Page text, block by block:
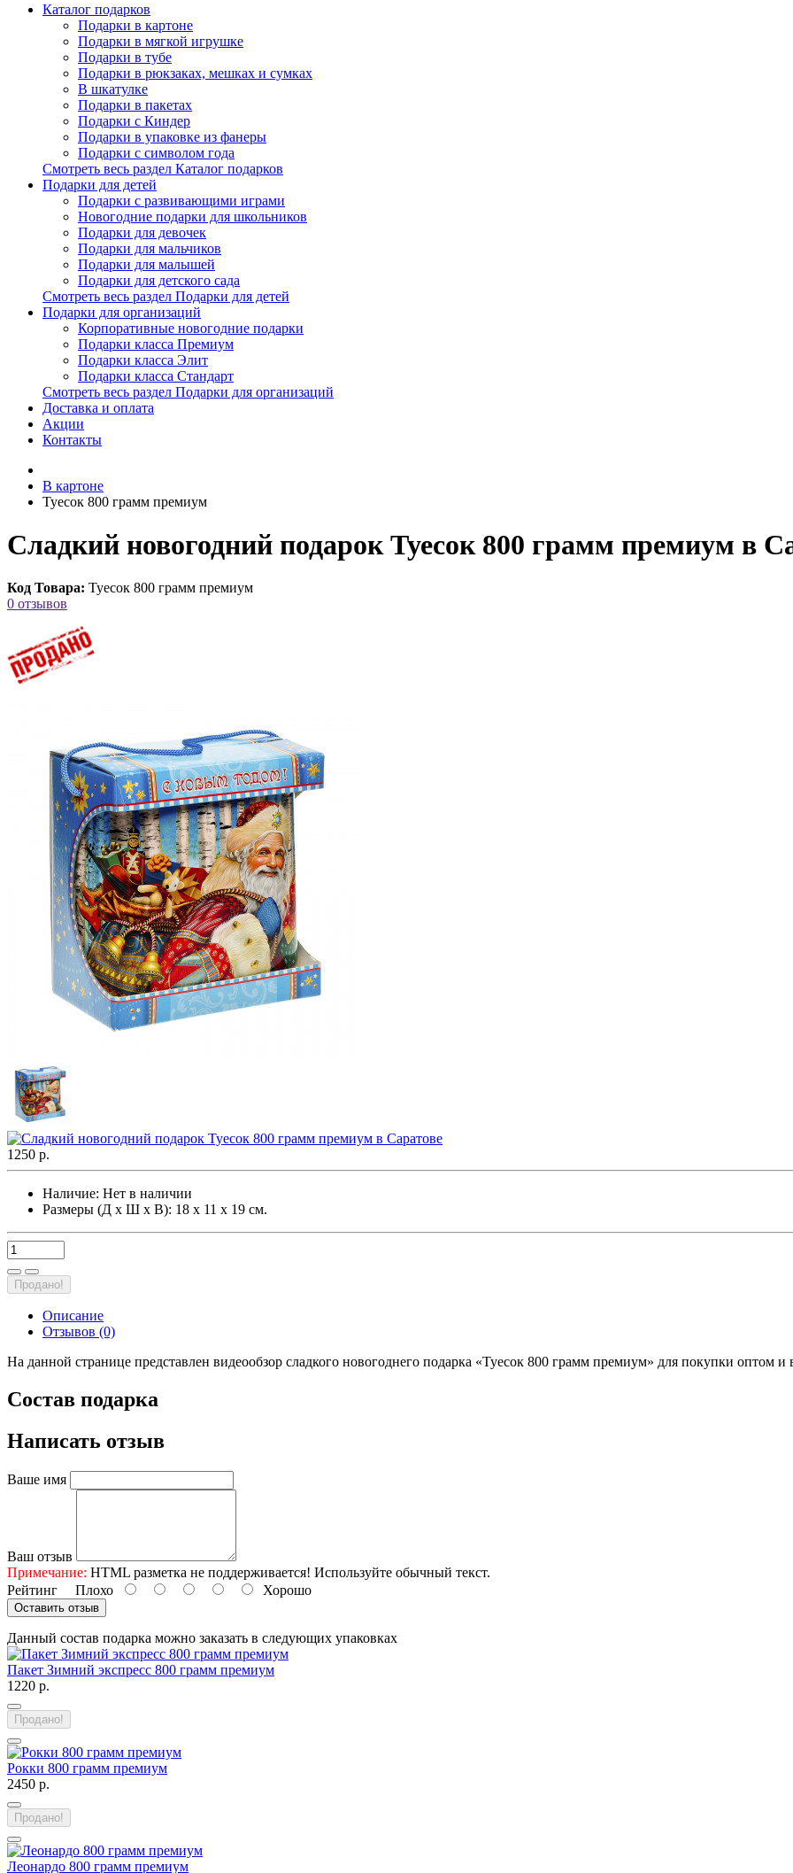
Каталог подарков
Подарки в картоне
Подарки в мягкой игрушке
Подарки в тубе
Подарки в рюкзаках, мешках и сумках
В шкатулке
Подарки в пакетах
Подарки с Киндер
Подарки в упаковке из фанеры
Подарки с символом года
Смотреть весь раздел Каталог подарков
Подарки для детей
Подарки с развивающими играми
Новогодние подарки для школьников
Подарки для девочек
Подарки для мальчиков
Подарки для малышей
Подарки для детского сада
Смотреть весь раздел Подарки для детей
Подарки для организаций
Корпоративные новогодние подарки
Подарки класса Премиум
Подарки класса Элит
Подарки класса Стандарт
Смотреть весь раздел Подарки для организаций
Доставка и оплата
Акции
Контакты
В картоне
Туесок 800 грамм премиум
Сладкий новогодний подарок Туесок 800 грамм премиум в
Код Товара: Туесок 800 грамм премиум
0 отзывов
1250 р.
Наличие: Нет в наличии
Размеры (Д х Ш х В): 18 х 11 х 19 см.
Продано!
Описание
Отзывов (0)
На данной странице представлен видеообзор сладкого новогоднего подарка «Туесок 800 грамм премиум» для покупки оптом и
Состав подарка
Написать отзыв
Ваше имя
Ваш отзыв
Примечание: HTML разметка не поддерживается! Используйте обычный текст.
Рейтинг Плохо Хорошо
Оставить отзыв
Данный состав подарка можно заказать в следующих упаковках
Пакет Зимний экспресс 800 грамм премиум
1220 р.
Продано!
Рокки 800 грамм премиум
2450 р.
Продано!
Леонардо 800 грамм премиум